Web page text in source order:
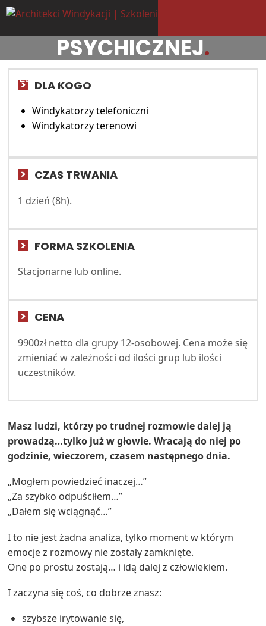
ODPORNOŚCI
PSYCHICZNEJ.
Zadbamy o odporność psychiczną Twoich ludzi, by
oni mogli zadbać o wynik Twojej firmy.
DLA KOGO
Windykatorzy telefoniczni
Windykatorzy terenowi
CZAS TRWANIA
1 dzień (8h).
FORMA SZKOLENIA
Stacjonarne lub online.
CENA
9900zł netto dla grupy 12-osobowej. Cena może się
zmieniać w zależności od ilości grup lub ilości
uczestników.
Masz ludzi, którzy po trudnej rozmowie dalej ją
prowadzą…tylko już w głowie. Wracają do niej po
godzinie, wieczorem, czasem następnego dnia.
„Mogłem powiedzieć inaczej…”
„Za szybko odpuściłem…”
„Dałem się wciągnąć…”
I to nie jest żadna analiza, tylko moment w którym
emocje z rozmowy nie zostały zamknięte.
One po prostu zostają… i idą dalej z człowiekiem.
I zaczyna się coś, co dobrze znasz:
szybsze irytowanie się,